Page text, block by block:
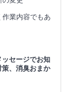
作業内容でもあ
セージでお知
策、消臭おまか